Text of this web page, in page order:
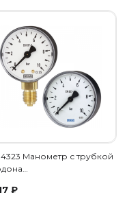
Манометр с трубкой
₽